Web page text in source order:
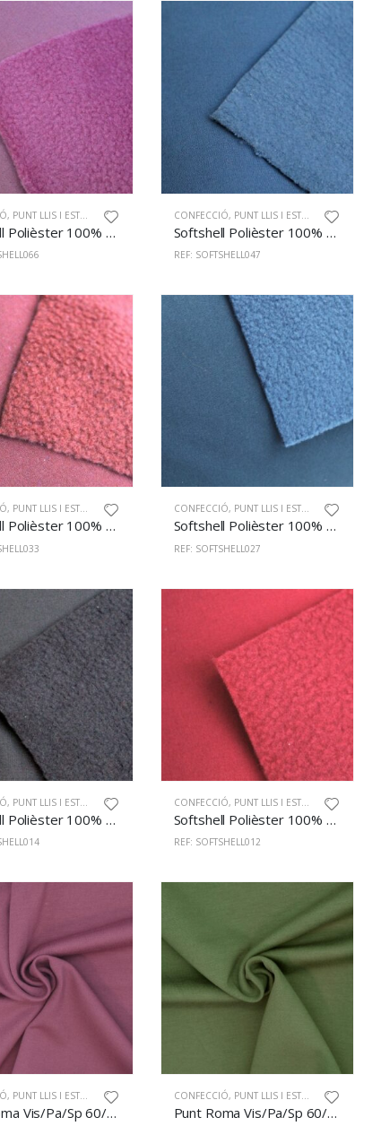
, PUNT LLIS I ESTAMPAT
Softshell Polièster 100% 145cm Old Rose
CONFECCIÓ, PUNT LLIS I ESTAMPAT
Softshell Polièster 100% 145cm Núvol
REF: SOFTSHELL047
, PUNT LLIS I ESTAMPAT
Softshell Polièster 100% 145cm Caldera
CONFECCIÓ, PUNT LLIS I ESTAMPAT
Softshell Polièster 100% 145cm Ànec
REF: SOFTSHELL027
, PUNT LLIS I ESTAMPAT
Softshell Polièster 100% 145cm Negre
CONFECCIÓ, PUNT LLIS I ESTAMPAT
Softshell Polièster 100% 145cm Vermell
REF: SOFTSHELL012
, PUNT LLIS I ESTAMPAT
Punt Roma Vis/Pa/Sp 60/35/5% 147cm Vi
CONFECCIÓ, PUNT LLIS I ESTAMPAT
Punt Roma Vis/Pa/Sp 60/35/5% 147cm Kaki